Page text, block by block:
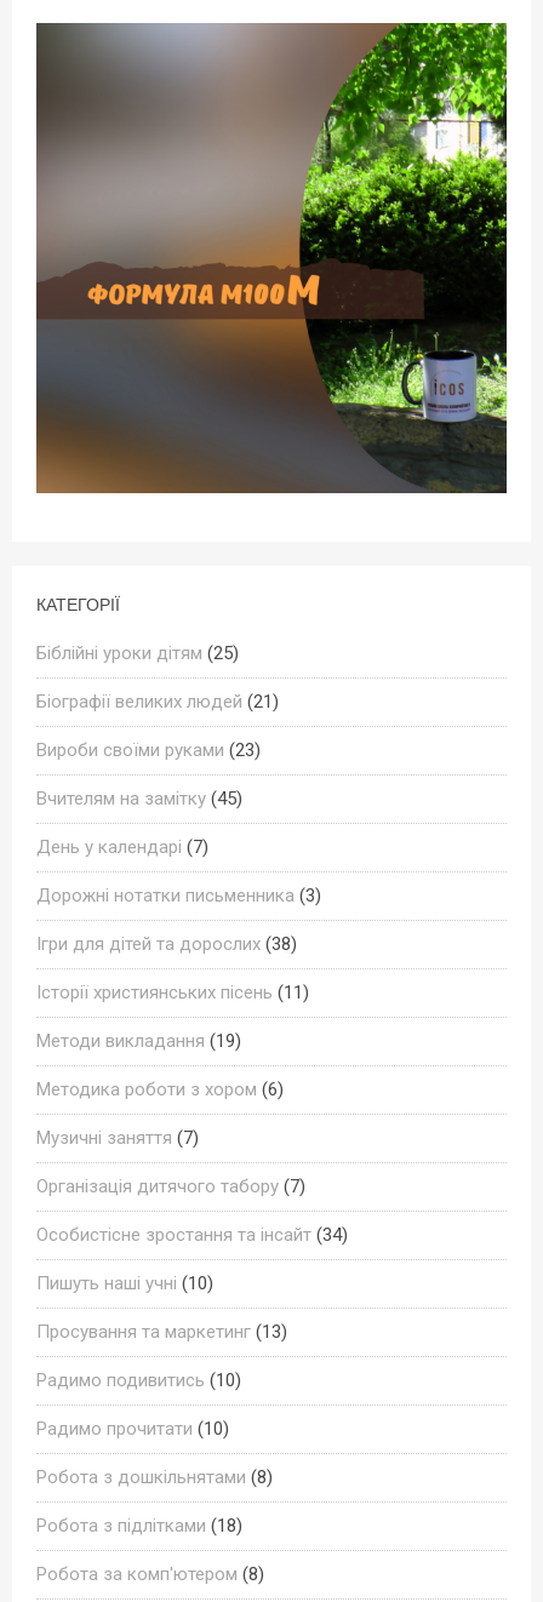
КАТЕГОРІЇ
Біблійні уроки дітям (25)
Біографії великих людей (21)
Вироби своїми руками (23)
Вчителям на замітку (45)
День у календарі (7)
Дорожні нотатки письменника (3)
Ігри для дітей та дорослих (38)
Історії християнських пісень (11)
Методи викладання (19)
Методика роботи з хором (6)
Музичні заняття (7)
Організація дитячого табору (7)
Особистісне зростання та інсайт (34)
Пишуть наші учні (10)
Просування та маркетинг (13)
Радимо подивитись (10)
Радимо прочитати (10)
Робота з дошкільнятами (8)
Робота з підлітками (18)
Робота за комп'ютером (8)